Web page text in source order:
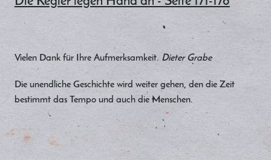
Vielen Dank für Ihre Aufmerksamkeit. Dieter Grabe
Die unendliche Geschichte wird weiter gehen, den die Zeit
bestimmt das Tempo und auch die Menschen.